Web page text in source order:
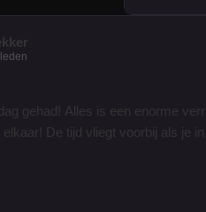
gehad! Alles is een enorme
De tijd vliegt voorbij als je in